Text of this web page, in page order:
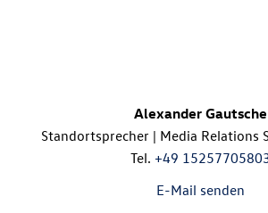
Alexander Gautsche
Standortsprecher | Media Relations
Tel. +49
E-Mail senden